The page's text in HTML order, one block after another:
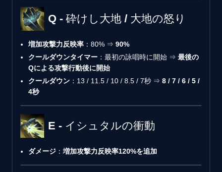
Q - 砕けし大地 / 大地の怒り
増加攻撃力反映率 ：80% ⇒ 90%
クールダウンタイマー ：最初の詠唱時に開始 ⇒ 最後の
Qによる攻撃行動後に開始
クールダウン ：13 / 11.5 / 10 / 8.5 / 7秒 ⇒ 8 / 7 / 6 / 5 /
4秒
E - イシュタルの衝動
ダメージ ： 増加攻撃力反映率120%を追加